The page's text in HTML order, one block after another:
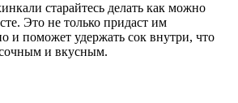
старайтесь делать как можно
Это не только придаст им
и поможет удержать сок внутри, что
и вкусным.